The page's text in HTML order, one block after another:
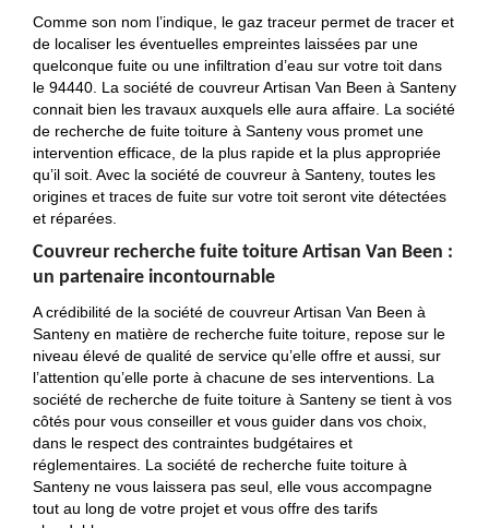
Comme son nom l’indique, le gaz traceur permet de tracer et
de localiser les éventuelles empreintes laissées par une
quelconque fuite ou une infiltration d’eau sur votre toit dans
le 94440. La société de couvreur Artisan Van Been à Santeny
connait bien les travaux auxquels elle aura affaire. La société
de recherche de fuite toiture à Santeny vous promet une
intervention efficace, de la plus rapide et la plus appropriée
qu’il soit. Avec la société de couvreur à Santeny, toutes les
origines et traces de fuite sur votre toit seront vite détectées
et réparées.
Couvreur recherche fuite toiture Artisan Van Been :
un partenaire incontournable
A crédibilité de la société de couvreur Artisan Van Been à
Santeny en matière de recherche fuite toiture, repose sur le
niveau élevé de qualité de service qu’elle offre et aussi, sur
l’attention qu’elle porte à chacune de ses interventions. La
société de recherche de fuite toiture à Santeny se tient à vos
côtés pour vous conseiller et vous guider dans vos choix,
dans le respect des contraintes budgétaires et
réglementaires. La société de recherche fuite toiture à
Santeny ne vous laissera pas seul, elle vous accompagne
tout au long de votre projet et vous offre des tarifs